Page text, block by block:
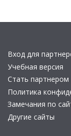
Вход для
Учебная версия
Стать партнером
Политика
Замечания по
Другие сайты